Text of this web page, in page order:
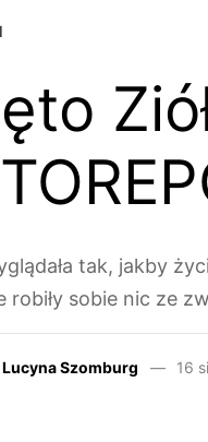
tak, jakby
robiły sobie nic ze
Lucyna Szomburg 16